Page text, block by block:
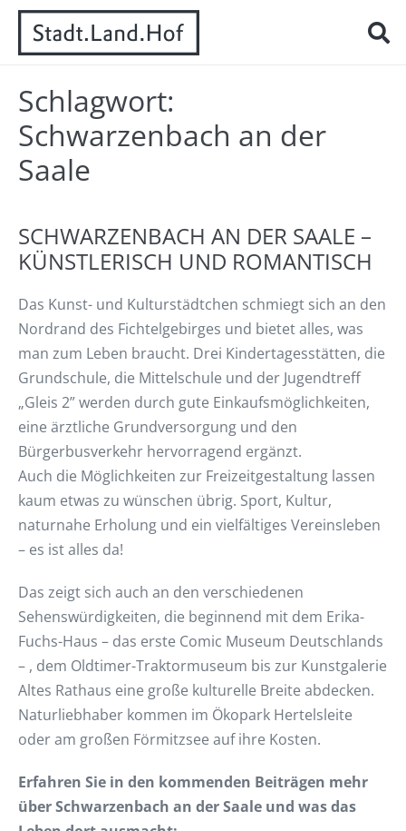
Schlagwort:
Schwarzenbach an der
Saale
SCHWARZENBACH AN DER SAALE –
KÜNSTLERISCH UND ROMANTISCH
Das Kunst- und Kulturstädtchen schmiegt sich an den
Nordrand des Fichtelgebirges und bietet alles, was
man zum Leben braucht. Drei Kindertagesstätten, die
Grundschule, die Mittelschule und der Jugendtreff
„Gleis 2” werden durch gute Einkaufsmöglichkeiten,
eine ärztliche Grundversorgung und den
Bürgerbusverkehr hervorragend ergänzt.
Auch die Möglichkeiten zur Freizeitgestaltung lassen
kaum etwas zu wünschen übrig. Sport, Kultur,
naturnahe Erholung und ein vielfältiges Vereinsleben
– es ist alles da!
Das zeigt sich auch an den verschiedenen
Sehenswürdigkeiten, die beginnend mit dem Erika-
Fuchs-Haus – das erste Comic Museum Deutschlands
– , dem Oldtimer-Traktormuseum bis zur Kunstgalerie
Altes Rathaus eine große kulturelle Breite abdecken.
Naturliebhaber kommen im Ökopark Hertelsleite
oder am großen Förmitzsee auf ihre Kosten.
Erfahren Sie in den kommenden Beiträgen mehr
über Schwarzenbach an der Saale und was das